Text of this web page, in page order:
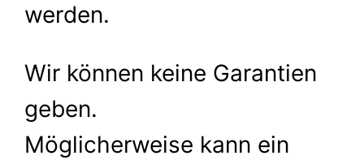
werden.
Wir können keine Garantien
geben.
Möglicherweise kann ein